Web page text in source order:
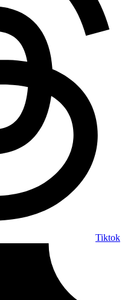
Tiktok